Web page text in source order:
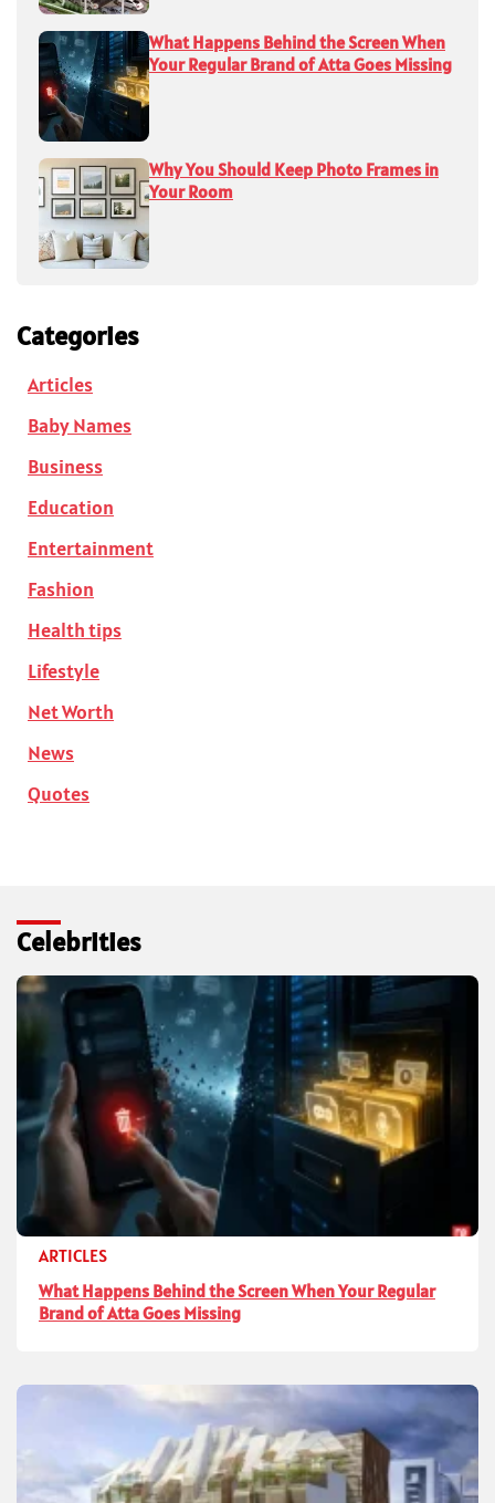
What Happens Behind the Screen When
Your Regular Brand of Atta Goes Missing
Why You Should Keep Photo Frames in
Your Room
Categories
Articles
Baby Names
Business
Education
Entertainment
Fashion
Health tips
Lifestyle
Net Worth
News
Quotes
Celebrities
ARTICLES
What Happens Behind the Screen When Your Regular
Brand of Atta Goes Missing